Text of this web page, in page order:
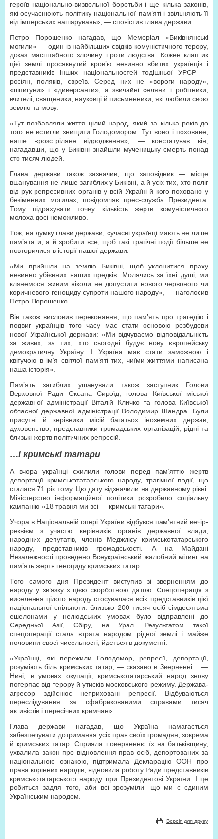
героїв національно-визвольної боротьби і ще кілька законів,
які осучаснюють політику національної пам’яті і звільняють її
від імперських нашарувань», — сповістив глава держави.
Петро Порошенко нагадав, що Меморіал «Биківнянські
могили» — один із найбільших свідків комуністичного терору,
доказ масштабного злочину проти людства. Кожен клаптик
цієї землі просякнутий кров’ю невинно вбитих українців і
представників інших національностей тодішньої УРСР —
росіян, поляків, євреїв. Серед них не «вороги народу»,
«шпигуни» і «диверсанти», а звичайні селяни і робітники,
вчителі, священики, науковці й письменники, які любили свою
землю та мову.
«Тут позбавляли життя цілий народ, який за кілька років до
того не встигли знищити Голодомором. Тут воно і поховане,
наше «розстріляне відродження», — констатував він,
нагадавши, що у Биківні знайшли мученицьку смерть понад
сто тисяч людей.
Глава держави також зазначив, що заповідник — місце
вшанування не лише загиблих у Биківні, а й усіх тих, хто поліг
від рук репресивних органів у всій Україні й кого поховано у
безіменних могилах, повідомляє прес-служба Президента.
Тому підрахувати точну кількість жертв комуністичного
молоха досі неможливо.
Тож, на думку глави держави, сучасні українці мають не лише
пам’ятати, а й зробити все, щоб такі трагічні події більше не
повторилися в історії нашої держави.
«Ми прийшли на землю Биківні, щоб уклонитися праху
невинно убієнних наших предків. Молячись за їхні душі, ми
клянемося живим ніколи не допустити нового червоного чи
коричневого геноциду супроти нашого народу», — наголосив
Петро Порошенко.
Він також висловив переконання, що пам’ять про трагедію і
подвиг українців того часу має стати основою розбудови
нової Української держави: «Ми відчуваємо відповідальність
за живих, за тих, хто сьогодні будує нову європейську
демократичну Україну. І Україна має стати заможною і
квітучою в ім’я світлої пам’яті тих, чиїми життями написана
наша історія».
Пам’ять загиблих ушанували також заступник Голови
Верховної Ради Оксана Сироїд, голова Київської міської
державної адміністрації Віталій Кличко та голова Київської
обласної державної адміністрації Володимир Шандра. Були
присутні й керівники місій багатьох іноземних держав,
духовенство, представники громадських організацій, рідні та
близькі жертв політичних репресій.
…і кримські татари
А вчора українці схилили голови перед пам’яттю жертв
депортації кримськотатарського народу, трагічної події, що
сталася 71 рік тому. Цю дату відзначили на державному рівні.
Міністерство інформаційної політики розробило соціальну
кампанію «18 травня ми всі — кримські татари».
Учора в Національній опері України відбувся пам’ятний вечір-
реквієм з участю керівників органів державної влади,
народних депутатів, членів Меджлісу кримськотатарського
народу, представників громадськості. А на Майдані
Незалежності проведено Всеукраїнський жалобний мітинг на
пам’ять жертв геноциду кримських татар.
Того самого дня Президент виступив зі зверненням до
народу у зв’язку з цією скорботною датою. Спецоперація з
виселення цілого народу стосувалася всіх представників цієї
національної спільноти: близько 200 тисяч осіб сімдесятьма
ешелонами у нелюдських умовах було відправлені до
Середньої Азії, Сбіру, на Урал. Результатом такої
спецоперації стала втрата народом рідної землі і майже
половини своєї чисельності, йдеться в документі.
«Українці, які пережили Голодомор, репресії, депортації,
розуміють біль кримських татар, — сказано в Зверненні… —
Нині, в умовах окупації, кримськотатарський народ знову
потерпає від терору й утисків московського режиму. Держава-
агресор здійснює неприховані репресії. Відбуваються
переслідування за сфабрикованими справами тисяч
активістів і пересічних кримчан».
Глава держави нагадав, що Україна намагається
забезпечувати дотримання усіх прав своїх громадян, зокрема
й кримських татар. Сприяла поверненню їх на батьківщину,
ухвалила закон про відновлення прав осіб, депортованих за
національною ознакою, підтримала Декларацію ООН про
права корінних народів, відновила роботу Ради представників
кримськотатарського народу при Президентові України. І це
робиться задля того, аби всі зрозуміли, що ми є єдиним
Українським народом.
Версія для друку